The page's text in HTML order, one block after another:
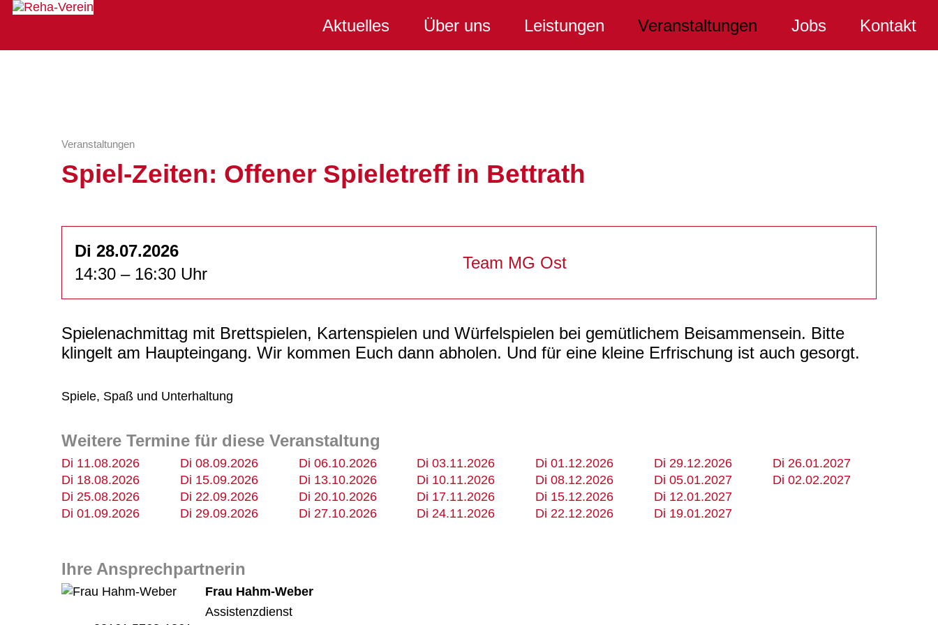
Aktuelles Über uns Leistungen Veranstaltungen Jobs Kontakt
Veranstaltungen
Spiel-Zeiten: Offener Spieletreff in Bettrath
Di 28.07.2026
14:30 – 16:30 Uhr
Team MG Ost
Spielenachmittag mit Brettspielen, Kartenspielen und Würfelspielen bei gemütlichem Beisammensein. Bitte
klingelt am Haupteingang. Wir kommen Euch dann abholen. Und für eine kleine Erfrischung ist auch gesorgt.
Spiele, Spaß und Unterhaltung
Weitere Termine für diese Veranstaltung
Di 11.08.2026
Di 18.08.2026
Di 25.08.2026
Di 01.09.2026
Di 08.09.2026
Di 15.09.2026
Di 22.09.2026
Di 29.09.2026
Di 06.10.2026
Di 13.10.2026
Di 20.10.2026
Di 27.10.2026
Di 03.11.2026
Di 10.11.2026
Di 17.11.2026
Di 24.11.2026
Di 01.12.2026
Di 08.12.2026
Di 15.12.2026
Di 22.12.2026
Di 29.12.2026
Di 05.01.2027
Di 12.01.2027
Di 19.01.2027
Di 26.01.2027
Di 02.02.2027
Ihre Ansprechpartnerin
Frau Hahm-Weber
Assistenzdienst